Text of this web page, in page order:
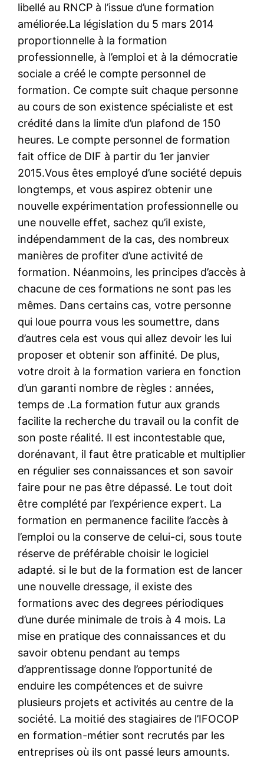
libellé au RNCP à l’issue d’une formation
améliorée.La législation du 5 mars 2014
proportionnelle à la formation
professionnelle, à l’emploi et à la démocratie
sociale a créé le compte personnel de
formation. Ce compte suit chaque personne
au cours de son existence spécialiste et est
crédité dans la limite d’un plafond de 150
heures. Le compte personnel de formation
fait office de DIF à partir du 1er janvier
2015.Vous êtes employé d’une société depuis
longtemps, et vous aspirez obtenir une
nouvelle expérimentation professionnelle ou
une nouvelle effet, sachez qu’il existe,
indépendamment de la cas, des nombreux
manières de profiter d’une activité de
formation. Néanmoins, les principes d’accès à
chacune de ces formations ne sont pas les
mêmes. Dans certains cas, votre personne
qui loue pourra vous les soumettre, dans
d’autres cela est vous qui allez devoir les lui
proposer et obtenir son affinité. De plus,
votre droit à la formation variera en fonction
d’un garanti nombre de règles : années,
temps de .La formation futur aux grands
facilite la recherche du travail ou la confit de
son poste réalité. Il est incontestable que,
dorénavant, il faut être praticable et multiplier
en régulier ses connaissances et son savoir
faire pour ne pas être dépassé. Le tout doit
être complété par l’expérience expert. La
formation en permanence facilite l’accès à
l’emploi ou la conserve de celui-ci, sous toute
réserve de préférable choisir le logiciel
adapté. si le but de la formation est de lancer
une nouvelle dressage, il existe des
formations avec des degrees périodiques
d’une durée minimale de trois à 4 mois. La
mise en pratique des connaissances et du
savoir obtenu pendant au temps
d’apprentissage donne l’opportunité de
enduire les compétences et de suivre
plusieurs projets et activités au centre de la
société. La moitié des stagiaires de l’IFOCOP
en formation-métier sont recrutés par les
entreprises où ils ont passé leurs amounts.